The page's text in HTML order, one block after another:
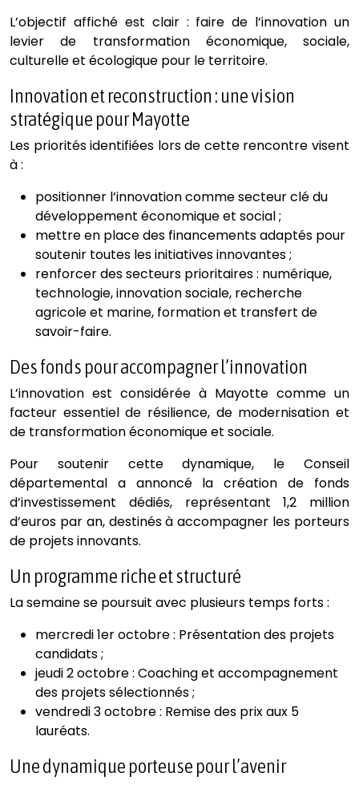
L’objectif affiché est clair : faire de l’innovation un
levier de transformation économique, sociale,
culturelle et écologique pour le territoire.
Innovation et reconstruction : une vision
stratégique pour Mayotte
Les priorités identifiées lors de cette rencontre visent
à :
positionner l’innovation comme secteur clé du
développement économique et social ;
mettre en place des financements adaptés pour
soutenir toutes les initiatives innovantes ;
renforcer des secteurs prioritaires : numérique,
technologie, innovation sociale, recherche
agricole et marine, formation et transfert de
savoir-faire.
Des fonds pour accompagner l’innovation
L’innovation est considérée à Mayotte comme un
facteur essentiel de résilience, de modernisation et
de transformation économique et sociale.
Pour soutenir cette dynamique, le Conseil
départemental a annoncé la création de fonds
d’investissement dédiés, représentant 1,2 million
d’euros par an, destinés à accompagner les porteurs
de projets innovants.
Un programme riche et structuré
La semaine se poursuit avec plusieurs temps forts :
mercredi 1er octobre : Présentation des projets
candidats ;
jeudi 2 octobre : Coaching et accompagnement
des projets sélectionnés ;
vendredi 3 octobre : Remise des prix aux 5
lauréats.
Une dynamique porteuse pour l’avenir